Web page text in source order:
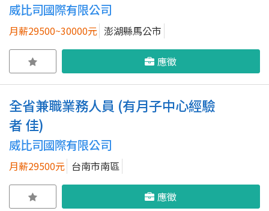
威比司國際有限公司
月薪29500~30000元 澎湖縣馬公市
應徵
全省兼職業務人員 (有月子中心經驗
者 佳)
威比司國際有限公司
月薪29500元 台南市南區
應徵